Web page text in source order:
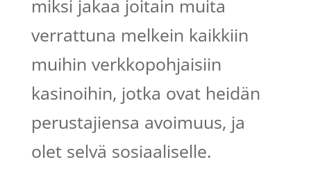
miksi jakaa joitain muita
verrattuna melkein kaikkiin
muihin verkkopohjaisiin
kasinoihin, jotka ovat heidän
perustajiensa avoimuus, ja
olet selvä sosiaaliselle.